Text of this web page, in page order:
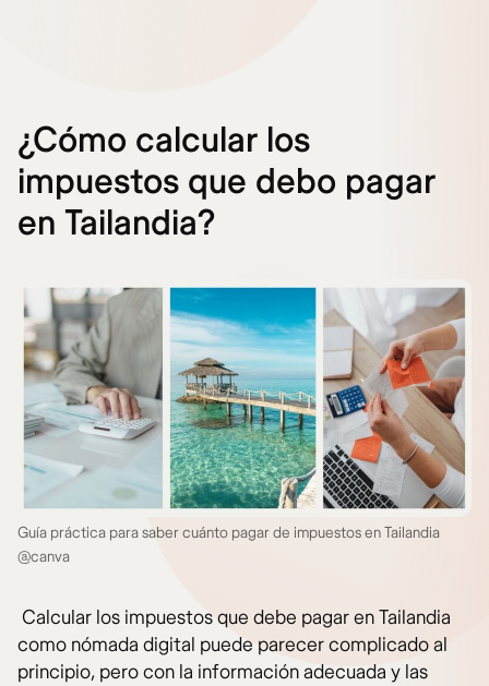
¿Cómo calcular los
impuestos que debo pagar
en Tailandia?
Guía práctica para saber cuánto pagar de impuestos en Tailandia
@canva
Calcular los impuestos que debe pagar en Tailandia
como nómada digital puede parecer complicado al
principio, pero con la información adecuada y las